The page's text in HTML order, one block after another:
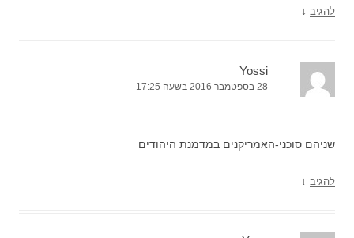
להגיב ↓
Yossi
28 בספטמבר 2016 בשעה 17:25
שניהם סוכני-האמריקנים במדמנת היהודים
להגיב ↓